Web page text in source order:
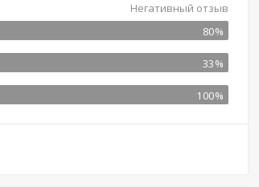
Негативный отзыв
80%
33%
100%